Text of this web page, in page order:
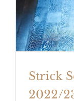
Strick
2022/